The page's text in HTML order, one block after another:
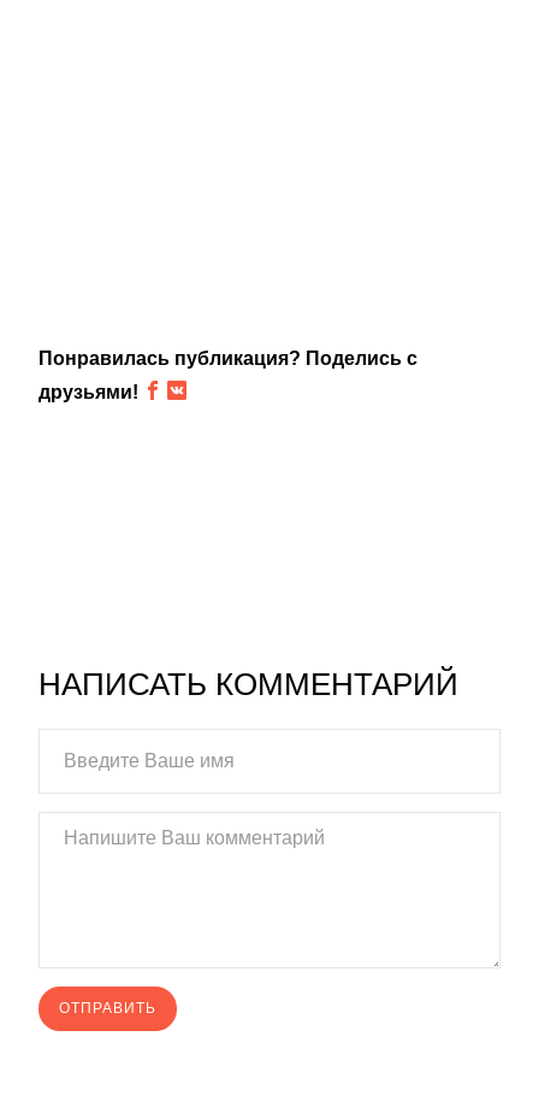
Понравилась публикация? Поделись с
друзьями!
НАПИСАТЬ КОММЕНТАРИЙ